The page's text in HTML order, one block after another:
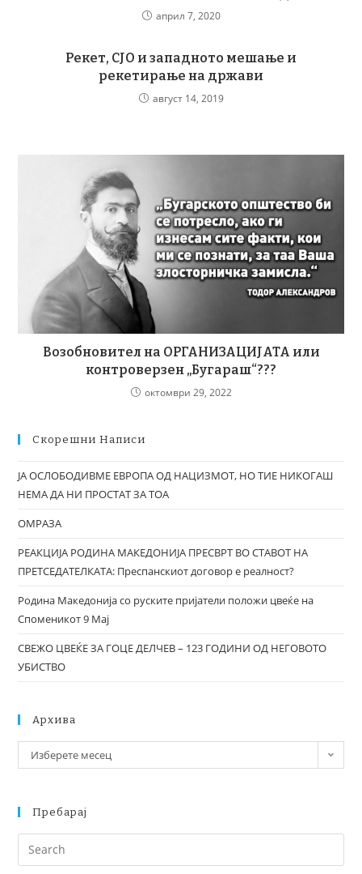
април 7, 2020
Рекет, СЈО и западното мешање и
рекетирање на држави
август 14, 2019
Возобновител на ОРГАНИЗАЦИЈАТА или
контроверзен „Бугараш“???
октомври 29, 2022
Скорешни Написи
ЈА ОСЛОБОДИВМЕ ЕВРОПА ОД НАЦИЗМОТ, НО ТИЕ НИКОГАШ
НЕМА ДА НИ ПРОСТАТ ЗА ТОА
ОМРАЗА
РЕАКЦИЈА РОДИНА МАКЕДОНИЈА ПРЕСВРТ ВО СТАВОТ НА
ПРЕТСЕДАТЕЛКАТА: Преспанскиот договор е реалност?
Родина Македонија со руските пријатели положи цвеќе на
Споменикот 9 Мај
СВЕЖО ЦВЕЌЕ ЗА ГОЦЕ ДЕЛЧЕВ – 123 ГОДИНИ ОД НЕГОВОТО
УБИСТВО
Архива
Изберете месец
Пребарај